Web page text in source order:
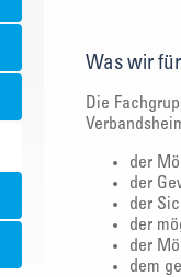
Was wir
Die
der
der
der
der
der
dem